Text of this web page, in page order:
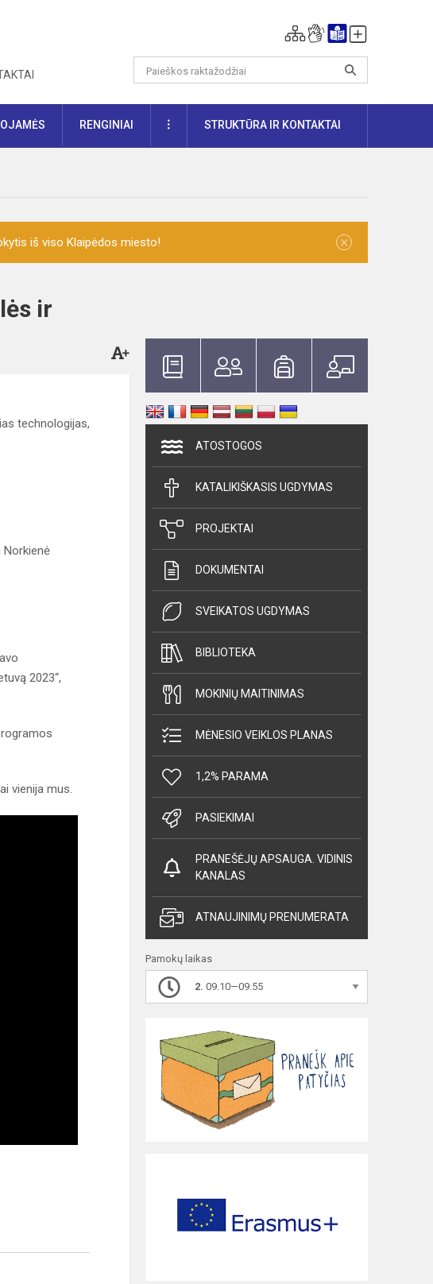
RENGINIAI DAUGIAUSTRUKTŪRA IR KONTAKTAI
iš viso Klaipėdos miesto! ×
ir
technologijas,
Norkienė
2023“,
vienija mus.
ATOSTOGOS
KATALIKIŠKASIS UGDYMAS
PROJEKTAI
DOKUMENTAI
SVEIKATOS UGDYMAS
BIBLIOTEKA
MOKINIŲ MAITINIMAS
MĖNESIO VEIKLOS PLANAS
1,2% PARAMA
PASIEKIMAI
PRANEŠĖJŲ APSAUGA. VIDINIS
KANALAS
ATNAUJINIMŲ PRENUMERATA
Pamokų laikas
2. 09.10—09.55